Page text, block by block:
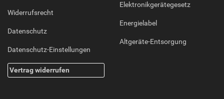
Widerrufsrecht
Datenschutz
Datenschutz-Einstellungen
Vertrag widerrufen
Elektronikgerätegesetz
Energielabel
Altgeräte-Entsorgung